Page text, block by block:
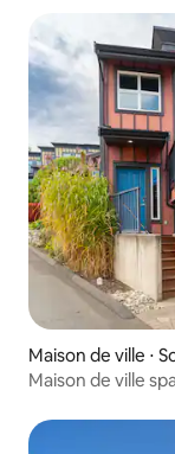
Maison de ville ⋅
Maison de ville